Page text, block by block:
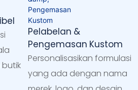
Pelabelan &
Pengemasan Kustom
Personalisasikan formulasi
yang ada dengan nama